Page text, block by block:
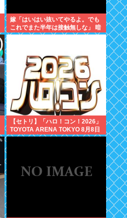
嫁「はいはい抜いてやるよ。でも
これでまた半年は接触無しな」 暗
黙のこれツラ過ぎるだろ
【セトリ】「ハロ！コン！2026」
TOYOTA ARENA TOKYO 8月8日
昼・夜公演セットリス